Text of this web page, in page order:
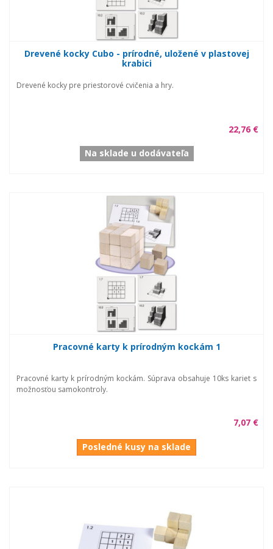
Drevené kocky Cubo - prírodné, uložené v plastovej
krabici
Drevené kocky pre priestorové cvičenia a hry.
22,76 €
Na sklade u dodávateľa
Pracovné karty k prírodným kockám 1
Pracovné karty k prírodným kockám. Súprava obsahuje 10ks kariet s
možnosťou samokontroly.
7,07 €
Posledné kusy na sklade